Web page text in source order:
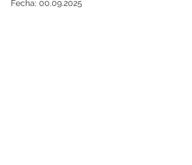
Fecha: 00.09.2025